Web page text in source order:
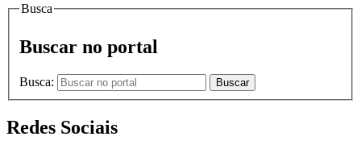
Busca
Buscar no portal
Busca: Buscar
Redes Sociais